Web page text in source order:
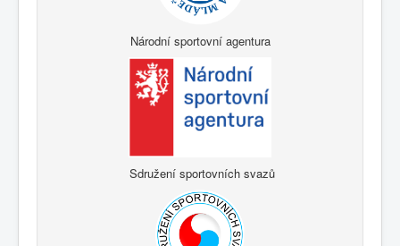
Národní sportovní agentura
Sdružení sportovních svazů